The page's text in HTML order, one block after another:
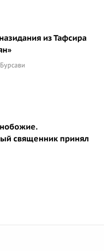
из Тафсира
священник принял